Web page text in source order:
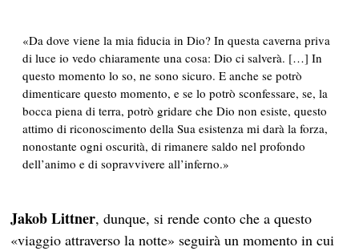
«Da dove viene la mia fiducia in Dio? In questa caverna priva
di luce io vedo chiaramente una cosa: Dio ci salverà. […] In
questo momento lo so, ne sono sicuro. E anche se potrò
dimenticare questo momento, e se lo potrò sconfessare, se, la
bocca piena di terra, potrò gridare che Dio non esiste, questo
attimo di riconoscimento della Sua esistenza mi darà la forza,
nonostante ogni oscurità, di rimanere saldo nel profondo
dell’animo e di sopravvivere all’inferno.»
Jakob Littner, dunque, si rende conto che a questo
«viaggio attraverso la notte» seguirà un momento in cui